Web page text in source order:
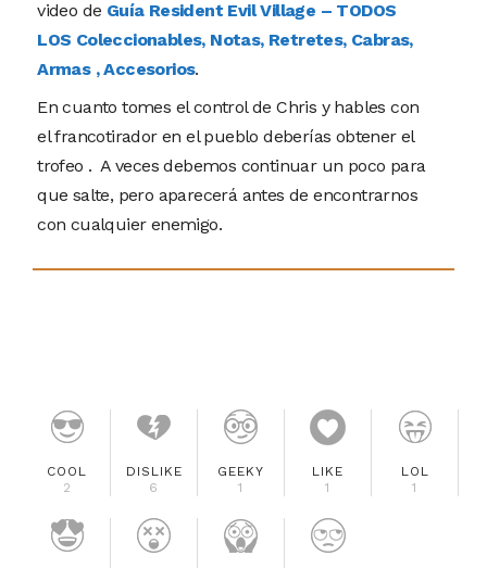
video de Guía Resident Evil Village – TODOS
LOS Coleccionables, Notas, Retretes, Cabras,
Armas , Accesorios.
En cuanto tomes el control de Chris y hables con
el francotirador en el pueblo deberías obtener el
trofeo . A veces debemos continuar un poco para
que salte, pero aparecerá antes de encontrarnos
con cualquier enemigo.
COOL
2
DISLIKE
6
GEEKY
1
LIKE
1
LOL
1